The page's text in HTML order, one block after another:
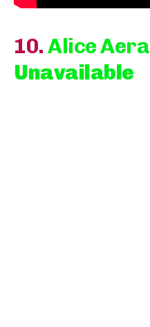
10.Alice Aera
Unavailable